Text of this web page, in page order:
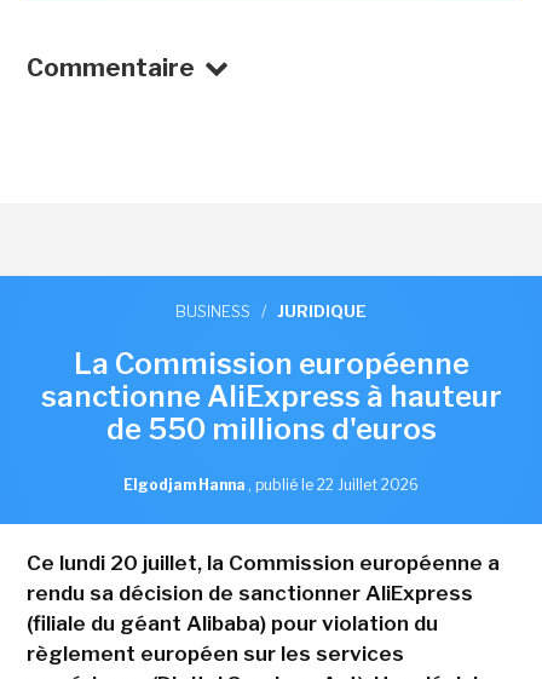
Commentaire
BUSINESS / JURIDIQUE
La Commission européenne
sanctionne AliExpress à hauteur
de 550 millions d'euros
Elgodjam Hanna , publié le 22 Juillet 2026
Ce lundi 20 juillet, la Commission européenne a
rendu sa décision de sanctionner AliExpress
(filiale du géant Alibaba) pour violation du
règlement européen sur les services